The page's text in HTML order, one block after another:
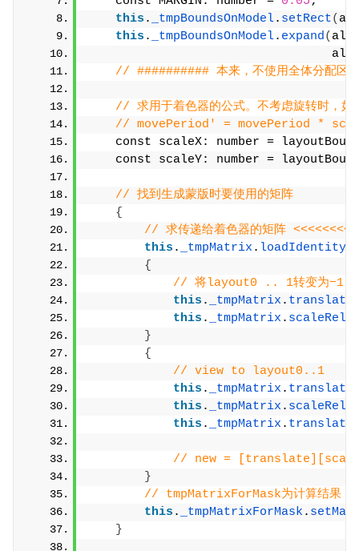
this . _tmpBoundsOnModel. setRect(
this . _tmpBoundsOnModel. expand(
// ########## 本来，不使用全体分配区域
// 求用于着色器的公式。不考虑旋转时，如
// movePeriod' = movePeriod *
const scaleX: number =
const scaleY: number =
// 找到生成蒙版时要使用的矩阵
{
// 求传递给着色器的矩阵
this . _tmpMatrix . loadIdentity
{
// 将layout0 .. 1转变为−1
this . _tmpMatrix .
this . _tmpMatrix .
}
{
// view to layout0..1
this . _tmpMatrix .
this . _tmpMatrix .
this . _tmpMatrix .
// new =
}
// tmpMatrixForMask为计算结果
this . _tmpMatrixForMask .
}